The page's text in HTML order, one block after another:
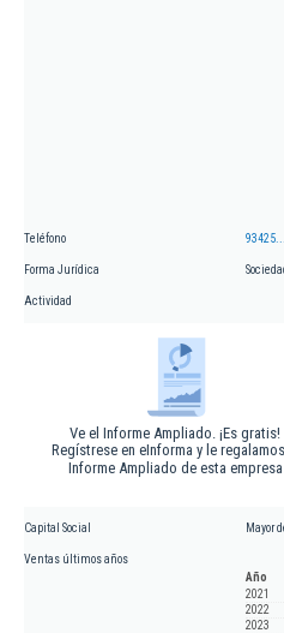
Teléfono 93425...
Forma Jurídica
Actividad
Ve el Informe Ampliado. ¡Es gratis!
Regístrese en eInforma y le
Informe Ampliado de esta empresa
Capital Social Mayor
Ventas últimos años
Año
2021
2022
2023